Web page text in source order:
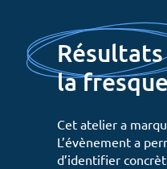
la
Cet atelier a
L’évènement a
d’identifier